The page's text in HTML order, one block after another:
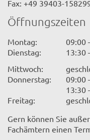
Fax: +49 39403-
Öffnungszeiten
Montag:
09:00
Dienstag:
13:30
Mittwoch:
Donnerstag:
09:00
13:30
Freitag:
Gern können Sie
Fachämtern einen